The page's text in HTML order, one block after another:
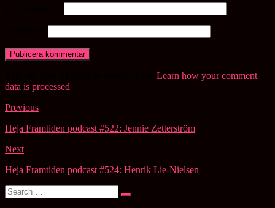
Learn how your comment
data is processed
Post
navigation
Previous
Heja Framtiden podcast #522: Jennie Zetterström
Next
Heja Framtiden podcast #524: Henrik Lie-Nielsen
Search
for:
Search